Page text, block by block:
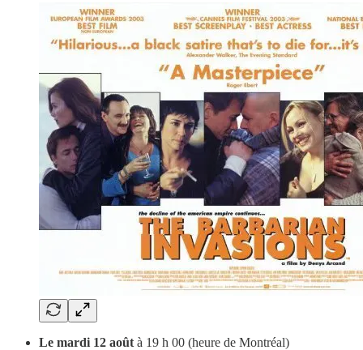
Le mardi 12 août à 19 h 00 (heure de Montréal)